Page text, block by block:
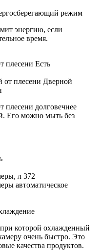
режим
энергию, если
время.
плесени Есть
Дверной
плесени долговечнее
Его можно мыть без
л 372
автоматическое
которой охлажденный
очень быстро. Это
качества продуктов.